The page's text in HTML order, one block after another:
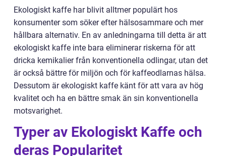
Ekologiskt kaffe har blivit alltmer populärt hos
konsumenter som söker efter hälsosammare och mer
hållbara alternativ. En av anledningarna till detta är att
ekologiskt kaffe inte bara eliminerar riskerna för att
dricka kemikalier från konventionella odlingar, utan det
är också bättre för miljön och för kaffeodlarnas hälsa.
Dessutom är ekologiskt kaffe känt för att vara av hög
kvalitet och ha en bättre smak än sin konventionella
motsvarighet.
Typer av Ekologiskt Kaffe och
deras Popularitet